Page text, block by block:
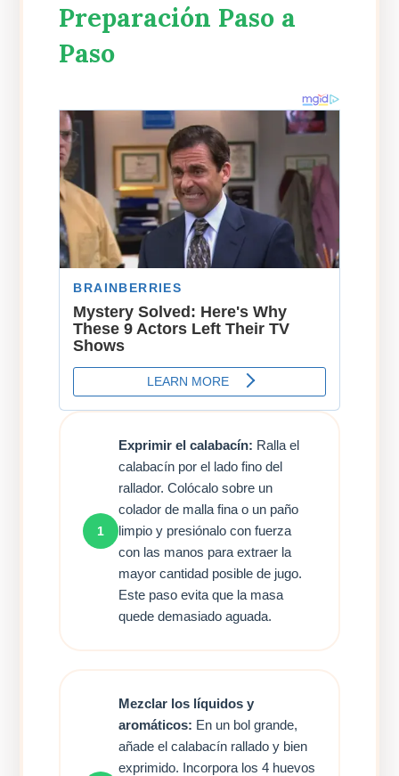
Preparación Paso a
Paso
1
Exprimir el calabacín: Ralla el
calabacín por el lado fino del
rallador. Colócalo sobre un
colador de malla fina o un paño
limpio y presiónalo con fuerza
con las manos para extraer la
mayor cantidad posible de jugo.
Este paso evita que la masa
quede demasiado aguada.
Mezclar los líquidos y
aromáticos: En un bol grande,
añade el calabacín rallado y bien
exprimido. Incorpora los 4 huevos